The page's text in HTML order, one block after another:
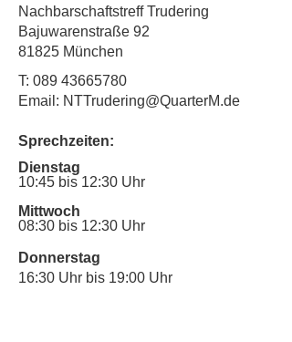
Nachbarschaftstreff Trudering
Bajuwarenstraße 92
81825 München
T: 089 43665780
Email: NTTrudering@QuarterM.de
Sprechzeiten:
Dienstag
10:45 bis 12:30 Uhr
Mittwoch
08:30 bis 12:30 Uhr
Donnerstag
16:30 Uhr bis 19:00 Uhr